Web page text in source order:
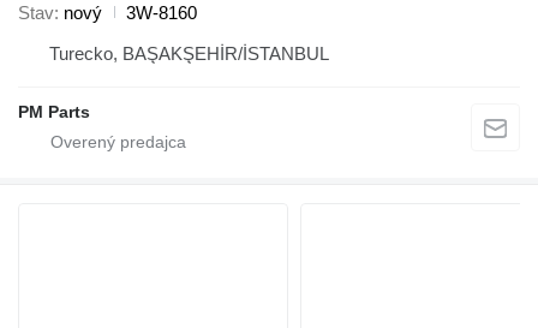
Stav nový
3W-8160
Turecko, BAŞAKŞEHİR/İSTANBUL
PM Parts